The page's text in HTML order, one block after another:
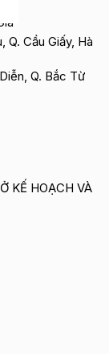
Q. Cầu Giấy, Hà
Q. Bắc Từ
KẾ HOẠCH VÀ